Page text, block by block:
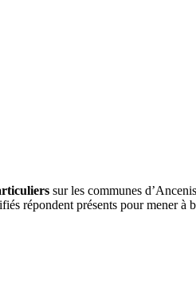
sur les communes
répondent présents pour mener à